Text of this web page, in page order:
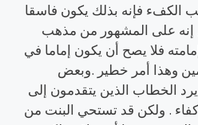
الكفء فإنه بذلك يكون فاسقا
إنه على المشهور من مذهب
فلا يصح أن يكون إماما في
وهذا أمر خطير .وبعض
يرد الخطاب الذين يتقدمون إلى
. ولكن قد تستحي البنت من